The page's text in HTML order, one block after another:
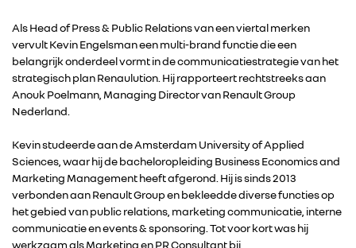
Als Head of Press & Public Relations van een viertal merken
vervult Kevin Engelsman een multi-brand functie die een
belangrijk onderdeel vormt in de communicatiestrategie van het
strategisch plan Renaulution. Hij rapporteert rechtstreeks aan
Anouk Poelmann, Managing Director van Renault Group
Nederland.
Kevin studeerde aan de Amsterdam University of Applied
Sciences, waar hij de bacheloropleiding Business Economics and
Marketing Management heeft afgerond. Hij is sinds 2013
verbonden aan Renault Group en bekleedde diverse functies op
het gebied van public relations, marketing communicatie, interne
communicatie en events & sponsoring. Tot voor kort was hij
werkzaam als Marketing en PR Consultant bij